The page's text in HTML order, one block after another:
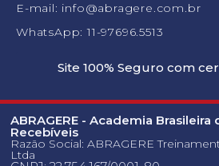
E-mail: info@abragere.com.br
WhatsApp: 11-97696.5513
Site 100% Seguro com
ABRAGERE - Academia Brasileira
Recebíveis
Razão Social: ABRAGERE
Ltda